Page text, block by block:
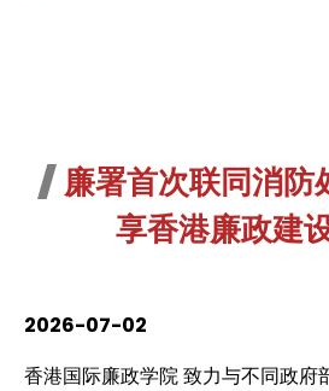
廉署首次联同消防
享香港廉政建
2026-07-02
香港国际廉政学院 致力与不同政府